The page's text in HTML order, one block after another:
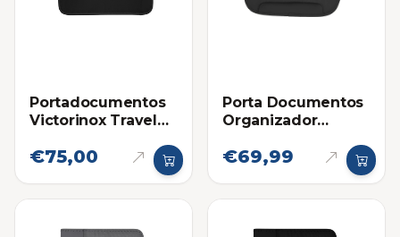
Portadocumentos
Victorinox Travel
€75,00
Porta Documentos
Organizador
con Proteccion
€69,99